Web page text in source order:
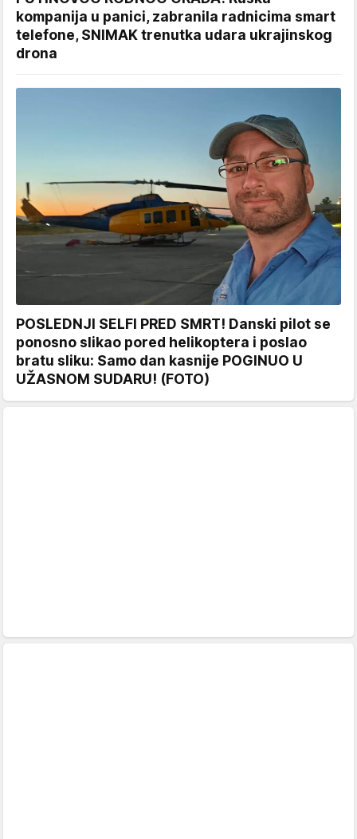
kompanija u panici, zabranila radnicima smart
telefone, SNIMAK trenutka udara ukrajinskog
drona
POSLEDNJI SELFI PRED SMRT! Danski pilot se
ponosno slikao pored helikoptera i poslao
bratu sliku: Samo dan kasnije POGINUO U
UŽASNOM SUDARU! (FOTO)